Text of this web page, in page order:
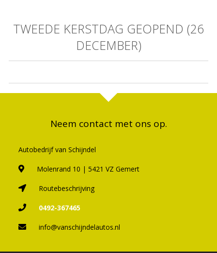
TWEEDE KERSTDAG GEOPEND (26
DECEMBER)
Neem contact met ons op.
Autobedrijf van Schijndel
Molenrand 10 | 5421 VZ Gemert
Routebeschrijving
0492-367465
info@vanschijndelautos.nl